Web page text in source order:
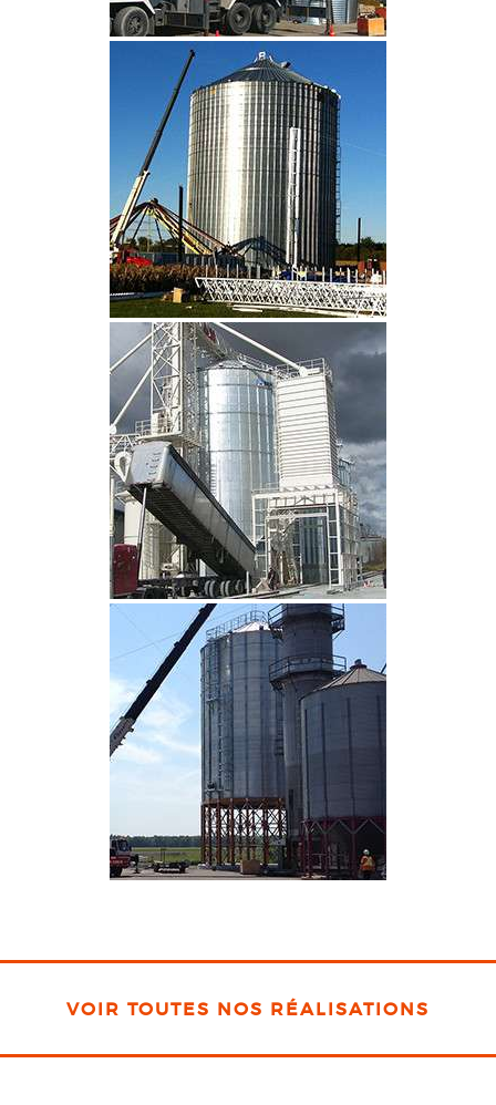
CLIQUEZ POUR AGRANDIR
CLIQUEZ POUR AGRANDIR
CLIQUEZ POUR AGRANDIR
VOIR TOUTES NOS RÉALISATIONS